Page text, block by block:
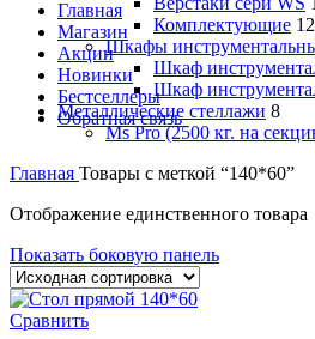
Главная
Магазин
Акции
Новинки
Бестселлеры
Обратная связь
Комплектующие 12
Шкафы
Шкаф
Шкаф
Металлические стеллажи 8
Ms Pro (2500 кг. на
Главная Товары с меткой “140*60”
Отображение единственного товара
Показать боковую панель
Сравнить